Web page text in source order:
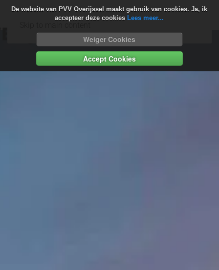
De website van PVV Overijssel maakt gebruik van cookies. Ja, ik
accepteer deze cookies Lees meer...
Weiger Cookies
Accept Cookies
Skip to main content